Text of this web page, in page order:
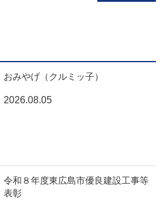
おみやげ（クルミッ子）
2026.08.05
令和８年度東広島市優良建設工事等
表彰